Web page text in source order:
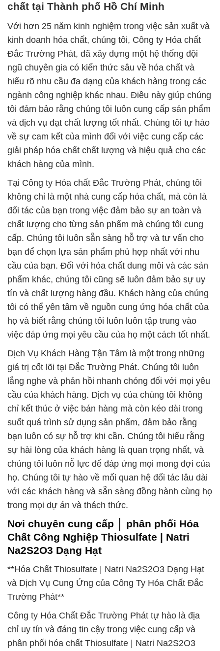
chất tại Thành phố Hồ Chí Minh
Với hơn 25 năm kinh nghiệm trong việc sản xuất và
kinh doanh hóa chất, chúng tôi, Công ty Hóa chất
Đắc Trường Phát, đã xây dựng một hệ thống đội
ngũ chuyên gia có kiến thức sâu về hóa chất và
hiểu rõ nhu cầu đa dạng của khách hàng trong các
ngành công nghiệp khác nhau. Điều này giúp chúng
tôi đảm bảo rằng chúng tôi luôn cung cấp sản phẩm
và dịch vụ đạt chất lượng tốt nhất. Chúng tôi tự hào
về sự cam kết của mình đối với việc cung cấp các
giải pháp hóa chất chất lượng và hiệu quả cho các
khách hàng của mình.
Tại Công ty Hóa chất Đắc Trường Phát, chúng tôi
không chỉ là một nhà cung cấp hóa chất, mà còn là
đối tác của bạn trong việc đảm bảo sự an toàn và
chất lượng cho từng sản phẩm mà chúng tôi cung
cấp. Chúng tôi luôn sẵn sàng hỗ trợ và tư vấn cho
bạn để chọn lựa sản phẩm phù hợp nhất với nhu
cầu của bạn. Đối với hóa chất dung môi và các sản
phẩm khác, chúng tôi cũng sẽ luôn đảm bảo sự uy
tín và chất lượng hàng đầu. Khách hàng của chúng
tôi có thể yên tâm về nguồn cung ứng hóa chất của
họ và biết rằng chúng tôi luôn luôn tập trung vào
việc đáp ứng mọi yêu cầu của họ một cách tốt nhất.
Dịch Vụ Khách Hàng Tận Tâm là một trong những
giá trị cốt lõi tại Đắc Trường Phát. Chúng tôi luôn
lắng nghe và phản hồi nhanh chóng đối với mọi yêu
cầu của khách hàng. Dịch vụ của chúng tôi không
chỉ kết thúc ở việc bán hàng mà còn kéo dài trong
suốt quá trình sử dụng sản phẩm, đảm bảo rằng
bạn luôn có sự hỗ trợ khi cần. Chúng tôi hiểu rằng
sự hài lòng của khách hàng là quan trọng nhất, và
chúng tôi luôn nỗ lực để đáp ứng mọi mong đợi của
họ. Chúng tôi tự hào về mối quan hệ đối tác lâu dài
với các khách hàng và sẵn sàng đồng hành cùng họ
trong mọi dự án và thách thức.
Nơi chuyên cung cấp │ phân phối Hóa
Chất Công Nghiệp Thiosulfate | Natri
Na2S2O3 Dạng Hạt
**Hóa Chất Thiosulfate | Natri Na2S2O3 Dạng Hạt
và Dịch Vụ Cung Ứng của Công Ty Hóa Chất Đắc
Trường Phát**
Công ty Hóa Chất Đắc Trường Phát tự hào là địa
chỉ uy tín và đáng tin cậy trong việc cung cấp và
phân phối hóa chất Thiosulfate | Natri Na2S2O3